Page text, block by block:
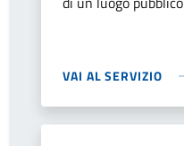
VAI AL SERVIZIO